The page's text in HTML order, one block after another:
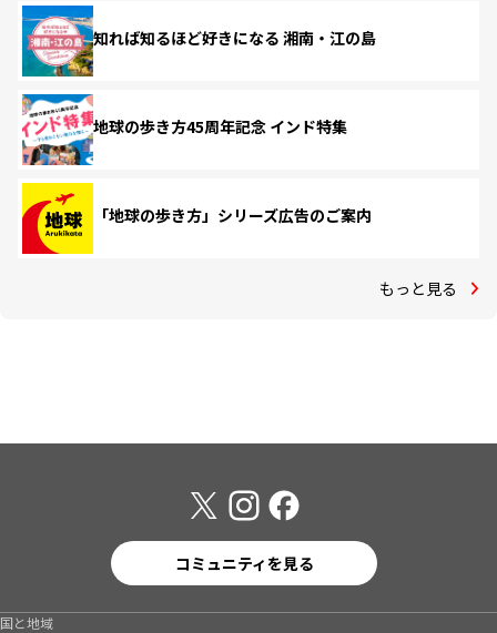
知れば知るほど好きになる 湘南・江の島
地球の歩き方45周年記念 インド特集
「地球の歩き方」シリーズ広告のご案内
もっと見る
コミュニティを見る
国と地域